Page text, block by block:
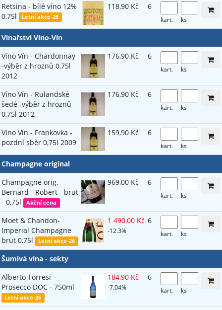
Retsina - bílé víno 12%
0,75l
Letní akce-26
118,90 Kč 6
kart. ks
Vinařství Víno-Vín
Víno Vín - Chardonnay
-výběr z hroznů 0,75l
2012
176,90 Kč 6
kart. ks
Víno Vín - Rulandské
šedé -výběr z hroznů
0,75l 2012
176,90 Kč 6
kart. ks
Víno Vín - Frankovka -
pozdní sběr 0,75l 2009
159,90 Kč 6
kart. ks
Champagne original
Champagne orig.
Bernard - Robert - brut
- 0,75l
Akční cena
969,00 Kč 6
kart. ks
Moet & Chandon-
Imperial Champagne
brut 0,75l
Letní akce-26
1 490,00 Kč
-12.3%
6
kart. ks
Šumivá vína - sekty
Alberto Torresi -
Prosecco DOC - 750ml
Letní akce-26
184,90 Kč
-7.04%
6
kart. ks